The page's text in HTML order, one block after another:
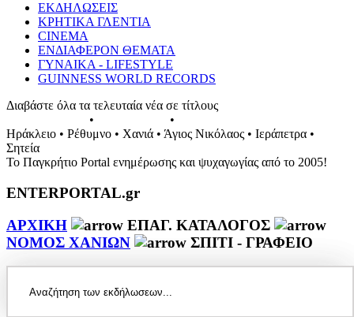
ΕΚΔΗΛΩΣΕΙΣ
ΚΡΗΤΙΚΑ ΓΛΕΝΤΙΑ
CINEMA
ΕΝΔΙΑΦΕΡΟΝ ΘΕΜΑΤΑ
ΓΥΝΑΙΚΑ - LIFESTYLE
GUINNESS WORLD RECORDS
Διαβάστε όλα τα τελευταία νέα σε τίτλους
• •
Ηράκλειο • Ρέθυμνο • Χανιά • Άγιος Νικόλαος • Ιεράπετρα •
Σητεία
Το Παγκρήτιο Portal ενημέρωσης και ψυχαγωγίας από το 2005!
ENTERPORTAL.gr
ΑΡΧΙΚΗ
ΕΠΑΓ. ΚΑΤΑΛΟΓΟΣ
ΝΟΜΟΣ ΧΑΝΙΩΝ
ΣΠΙΤΙ - ΓΡΑΦΕΙΟ